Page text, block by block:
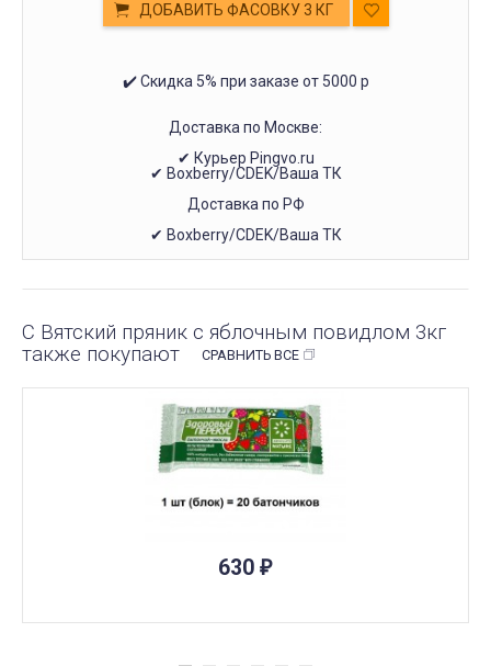
ДОБАВИТЬ ФАСОВКУ 3 КГ
✔️ Скидка 5% при заказе от 5000 р
Доставка по Москве:
✔ Курьер Pingvo.ru
✔ Boxberry/CDEK/Ваша ТК
Доставка по РФ
✔ Boxberry/CDEK/Ваша ТК
С Вятский пряник с яблочным повидлом 3кг
также покупают
СРАВНИТЬ ВСЕ
630 ₽